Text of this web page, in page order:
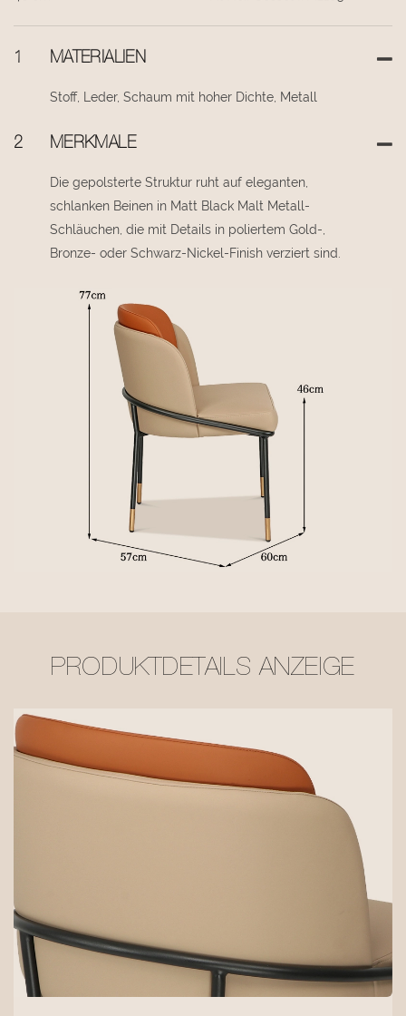
1 MATERIALIEN
Stoff, Leder, Schaum mit hoher Dichte, Metall
2 MERKMALE
Die gepolsterte Struktur ruht auf eleganten,
schlanken Beinen in Matt Black Malt Metall-
Schläuchen, die mit Details in poliertem Gold-,
Bronze- oder Schwarz-Nickel-Finish verziert sind.
PRODUKTDETAILS ANZEIGE